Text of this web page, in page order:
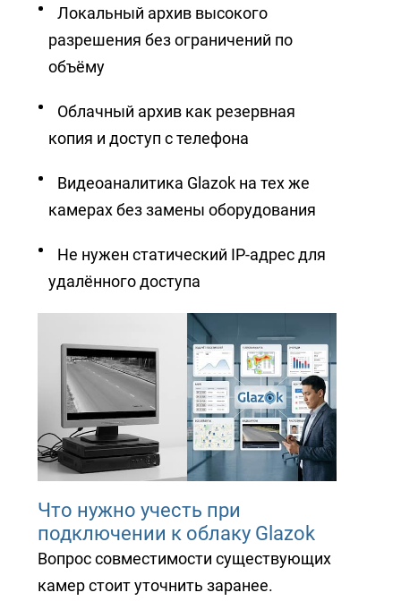
Локальный архив высокого
разрешения без ограничений по
объёму
Облачный архив как резервная
копия и доступ с телефона
Видеоаналитика Glazok на тех же
камерах без замены оборудования
Не нужен статический IP-адрес для
удалённого доступа
Что нужно учесть при
подключении к облаку Glazok
Вопрос совместимости существующих
камер стоит уточнить заранее.